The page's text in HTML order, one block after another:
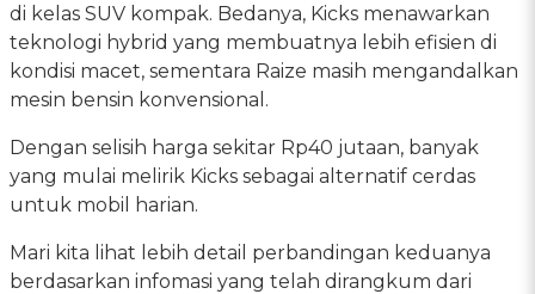
di kelas SUV kompak. Bedanya, Kicks menawarkan
teknologi hybrid yang membuatnya lebih efisien di
kondisi macet, sementara Raize masih mengandalkan
mesin bensin konvensional.
Dengan selisih harga sekitar Rp40 jutaan, banyak
yang mulai melirik Kicks sebagai alternatif cerdas
untuk mobil harian.
Mari kita lihat lebih detail perbandingan keduanya
berdasarkan infomasi yang telah dirangkum dari